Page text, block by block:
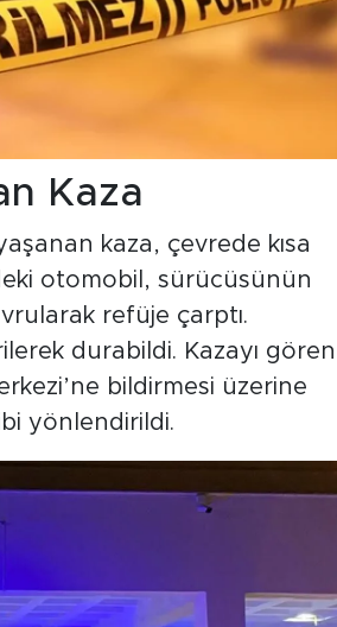
Kaza
kaza, çevrede kısa
otomobil, sürücüsünün
refüje çarptı.
durabildi. Kazayı gören
bildirmesi üzerine
yönlendirildi.